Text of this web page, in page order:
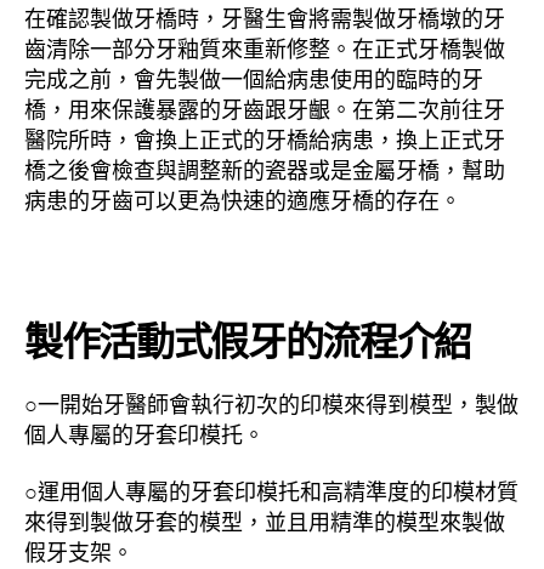
在確認製做牙橋時，牙醫生會將需製做牙橋墩的牙
齒清除一部分牙釉質來重新修整。在正式牙橋製做
完成之前，會先製做一個給病患使用的臨時的牙
橋，用來保護暴露的牙齒跟牙齦。在第二次前往牙
醫院所時，會換上正式的牙橋給病患，換上正式牙
橋之後會檢查與調整新的瓷器或是金屬牙橋，幫助
病患的牙齒可以更為快速的適應牙橋的存在。
製作活動式假牙的流程介紹
○一開始牙醫師會執行初次的印模來得到模型，製做
個人專屬的牙套印模托。
○運用個人專屬的牙套印模托和高精準度的印模材質
來得到製做牙套的模型，並且用精準的模型來製做
假牙支架。